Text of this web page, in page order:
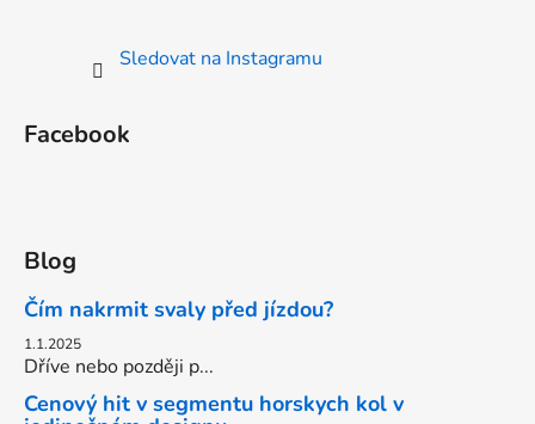
Sledovat na Instagramu
Facebook
Blog
Čím nakrmit svaly před jízdou?
1.1.2025
Dříve nebo později p...
Cenový hit v segmentu horskych kol v